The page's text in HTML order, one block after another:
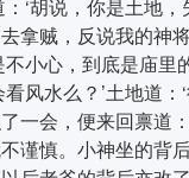
：‘胡说，你是土地
拿贼，反说我的神
不小心，到底是庙里
风水么？’土地道：
一会，便来回禀道
谨慎。小神坐的背